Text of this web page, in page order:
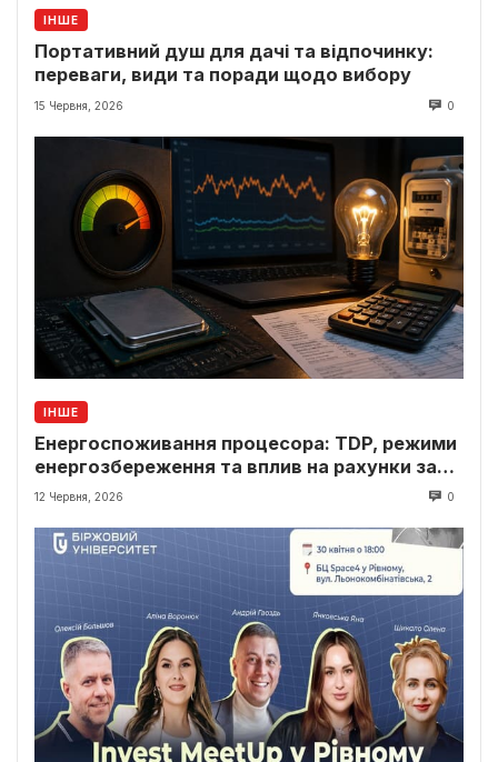
ІНШЕ
Портативний душ для дачі та відпочинку:
переваги, види та поради щодо вибору
15 Червня, 2026 0
ІНШЕ
Енергоспоживання процесора: TDP, режими
енергозбереження та вплив на рахунки за
світло
12 Червня, 2026 0